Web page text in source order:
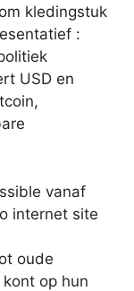
kledingstuk
:
USD en
vanaf
internet site
oude
op hun